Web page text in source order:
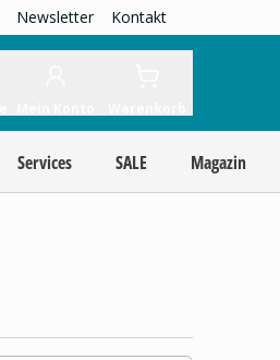
Newsletter Kontakt
Services SALE Magazin